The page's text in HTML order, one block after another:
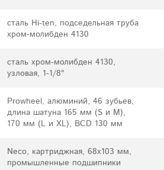
сталь Hi-ten, подседельная труба
хром-молибден 4130
сталь хром-молибден 4130,
узловая, 1-1/8"
Prowheel, алюминий, 46 зубьев,
длина шатуна 165 мм (S и M),
170 мм (L и XL), BCD 130 мм
Neco, картриджная, 68x103 мм,
промышленные подшипники